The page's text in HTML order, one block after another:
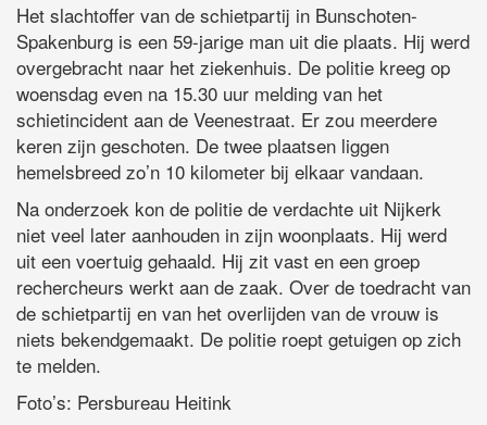
Het slachtoffer van de schietpartij in Bunschoten-
Spakenburg is een 59-jarige man uit die plaats. Hij werd
overgebracht naar het ziekenhuis. De politie kreeg op
woensdag even na 15.30 uur melding van het
schietincident aan de Veenestraat. Er zou meerdere
keren zijn geschoten. De twee plaatsen liggen
hemelsbreed zo’n 10 kilometer bij elkaar vandaan.
Na onderzoek kon de politie de verdachte uit Nijkerk
niet veel later aanhouden in zijn woonplaats. Hij werd
uit een voertuig gehaald. Hij zit vast en een groep
rechercheurs werkt aan de zaak. Over de toedracht van
de schietpartij en van het overlijden van de vrouw is
niets bekendgemaakt. De politie roept getuigen op zich
te melden.
Foto’s: Persbureau Heitink